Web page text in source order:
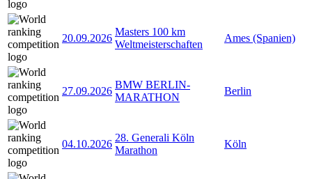
20.09.2026
Masters 100 km
Weltmeisterschaften
Ames (Spanien)
27.09.2026
BMW BERLIN-
MARATHON
Berlin
04.10.2026
28. Generali Köln
Marathon
Köln